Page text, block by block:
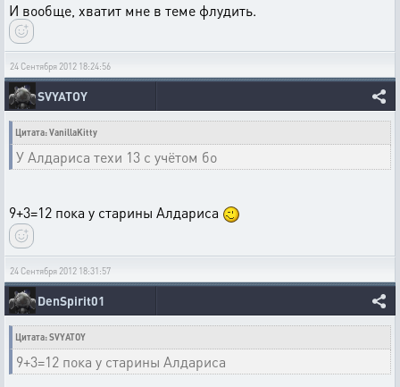
И вообще, хватит мне в теме флудить.
24 Сентября 2012 18:24:56
SVYATOY
Цитата: VanillaKitty
У Алдариса техи 13 с учётом бо
9+3=12 пока у старины Алдариса
24 Сентября 2012 18:31:57
DenSpirit01
Цитата: SVYATOY
9+3=12 пока у старины Алдариса